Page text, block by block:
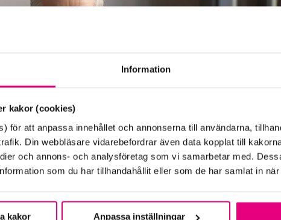
Information
kakor (cookies)
för att anpassa innehållet och annonserna till användarna,
Din webbläsare vidarebefordrar även data kopplat till
och annons- och analysföretag som vi samarbetar med.
som du har tillhandahållit eller som de har samlat in
kakor Anpassa inställningar